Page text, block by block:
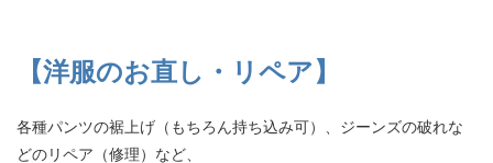
【洋服のお直し・リペア】
各種パンツの裾上げ（もちろん持ち込み可）、ジーンズの破れな
どのリペア（修理）など、